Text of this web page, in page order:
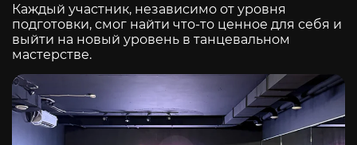
Каждый участник, независимо от уровня
подготовки, смог найти что-то ценное для себя и
выйти на новый уровень в танцевальном
мастерстве.